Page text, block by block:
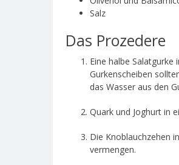
Salz
Das Prozedere
Eine halbe Salatgurke
Gurkenscheiben
das Wasser aus den
Quark und Joghurt in
Die Knoblauchzehen
vermengen.